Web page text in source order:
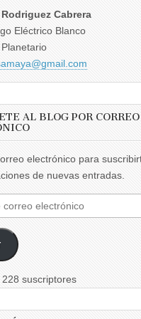
Rodriguez Cabrera
Eléctrico Blanco
AL BLOG POR CORREO
electrónico para
de nuevas entradas.
suscriptores